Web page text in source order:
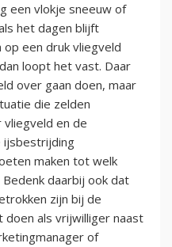
een vlokje sneeuw of
het dagen blijft
een druk vliegveld
loopt het vast. Daar
over gaan doen, maar
die zelden
en de
ijsbestrijding
maken tot welk
daarbij ook dat
zijn bij de
als vrijwilliger naast
of